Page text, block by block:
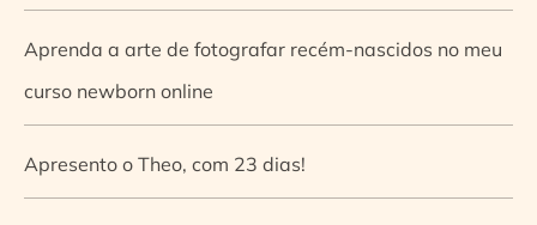
Aprenda a arte de fotografar recém-nascidos no meu
curso newborn online
Apresento o Theo, com 23 dias!